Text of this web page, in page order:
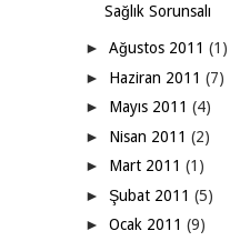
Sağlık Sorunsalı
► Ağustos 2011 (1)
► Haziran 2011 (7)
► Mayıs 2011 (4)
► Nisan 2011 (2)
► Mart 2011 (1)
► Şubat 2011 (5)
► Ocak 2011 (9)